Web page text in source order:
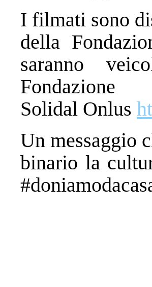
I filmati sono
della
saranno
Fondazione
Solidal Onlus
Un messaggio
binario la